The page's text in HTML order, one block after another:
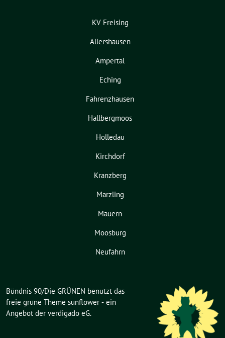
KV Freising
Allershausen
Ampertal
Eching
Fahrenzhausen
Hallbergmoos
Holledau
Kirchdorf
Kranzberg
Marzling
Mauern
Moosburg
Neufahrn
Bündnis 90/Die GRÜNEN benutzt das
freie grüne Theme sunflower ‐ ein
Angebot der verdigado eG.